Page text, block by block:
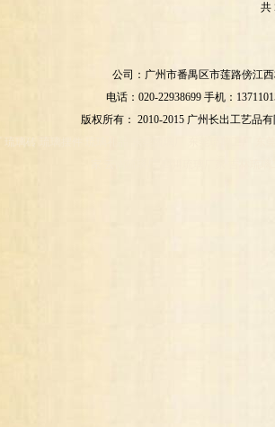
共
公司：广州市番禺区市莲路傍江
电话：020-22938699 手机：
版权所有： 2010-2015 广州长出工艺品
琉璃砖 琉璃摆件 琉璃礼品 东莞琉璃厂 东莞琉璃工厂